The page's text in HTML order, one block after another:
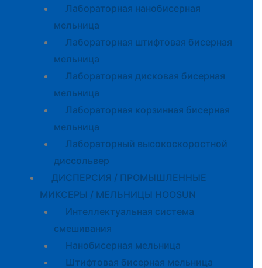
Лабораторная нанобисерная
мельница
Лабораторная штифтовая бисерная
мельница
Лабораторная дисковая бисерная
мельница
Лабораторная корзинная бисерная
мельница
Лабораторный высокоскоростной
диссольвер
ДИСПЕРСИЯ / ПРОМЫШЛЕННЫЕ
МИКСЕРЫ / МЕЛЬНИЦЫ HOOSUN
Интеллектуальная система
смешивания
Нанобисерная мельница
Штифтовая бисерная мельница